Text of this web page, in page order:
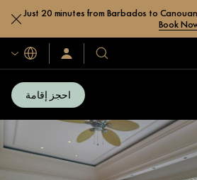
Just 20 minutes from Barbados to
Book
فنادقنا
ومنتجعاتنا
سجّل
الدخول/
اللغات
احجز إقامة